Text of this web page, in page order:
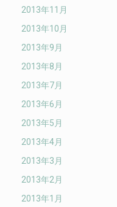
2013年11月
2013年10月
2013年9月
2013年8月
2013年7月
2013年6月
2013年5月
2013年4月
2013年3月
2013年2月
2013年1月